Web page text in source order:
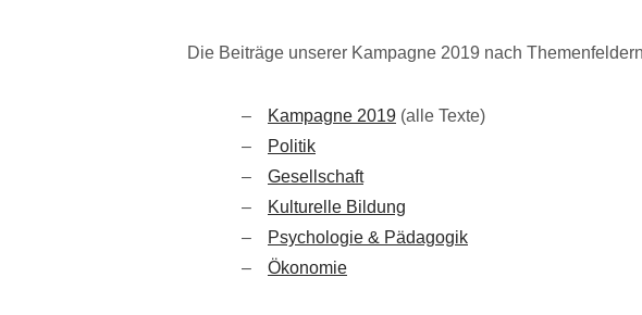
Die Beiträge unserer Kampagne 2019 nach
Kampagne 2019 (alle Texte)
Politik
Gesellschaft
Kulturelle Bildung
Psychologie & Pädagogik
Ökonomie